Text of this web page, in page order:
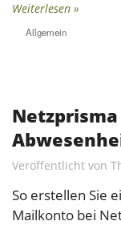
Weiterlesen »
Allgemein
Veröffentlicht von
So erstellen Sie
Mailkonto bei